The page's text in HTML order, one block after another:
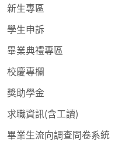
新生專區
學生申訴
畢業典禮專區
校慶專欄
獎助學金
求職資訊(含工讀)
畢業生流向調查問卷系統